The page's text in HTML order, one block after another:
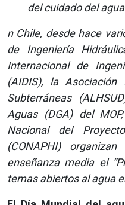
del cuidado del
n Chile, desde hace
de Ingeniería
Internacional de
(AIDIS), la Asociación
Subterráneas
Aguas (DGA) del
Nacional del
(CONAPHI)
enseñanza media el
temas abiertos al agua